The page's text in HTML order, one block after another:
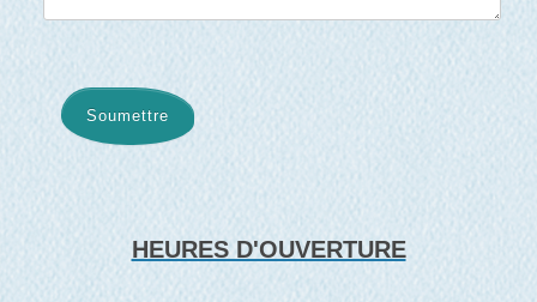
Soumettre
HEURES D'OUVERTURE